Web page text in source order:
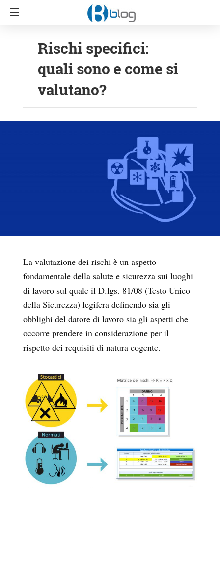
Rischi specifici:
quali sono e come si
valutano?
La valutazione dei rischi è un aspetto
fondamentale della salute e sicurezza sui luoghi
di lavoro sul quale il D.lgs. 81/08 (Testo Unico
della Sicurezza) legifera definendo sia gli
obblighi del datore di lavoro sia gli aspetti che
occorre prendere in considerazione per il
rispetto dei requisiti di natura cogente.